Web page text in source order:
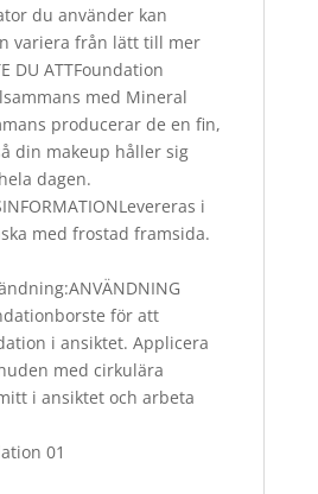
du använder kan
variera från lätt till mer
DU ATTFoundation
med Mineral
producerar de en fin,
din makeup håller sig
dagen.
i
med frostad framsida.
för att
i ansiktet. Applicera
med cirkulära
i ansiktet och arbeta
01